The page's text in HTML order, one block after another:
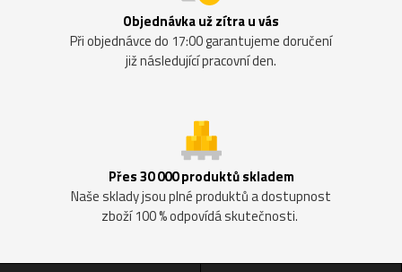
Objednávka už zítra u vás
Při objednávce do 17:00 garantujeme doručení
již následující pracovní den.
Přes 30 000 produktů skladem
Naše sklady jsou plné produktů a dostupnost
zboží 100 % odpovídá skutečnosti.